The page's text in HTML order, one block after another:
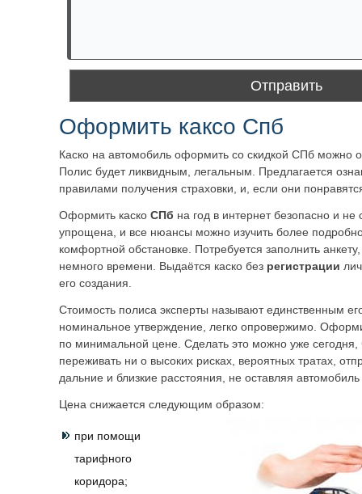
Оформить каксо Спб
Каско на автомобиль оформить со скидкой СПб можно
Полис будет ликвидным, легальным. Предлагается
правилами получения страховки, и, если они
Оформить каско СПб на год в интернет безопасно и
упрощена, и все нюансы можно изучить более
комфортной обстановке. Потребуется заполнить
немного времени. Выдаётся каско без регистрации
его создания.
Стоимость полиса эксперты называют единственным
номинальное утверждение, легко опровержимо.
по минимальной цене. Сделать это можно уже сегодня,
переживать ни о высоких рисках, вероятных тратах,
дальние и близкие расстояния, не оставляя
Цена снижается следующим образом:
при помощи
тарифного
коридора;